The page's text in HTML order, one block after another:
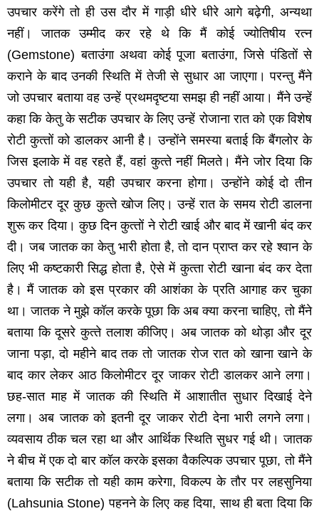
उपचार करेंगे तो ही उस दौर में गाड़ी धीरे धीरे आगे बढ़ेगी, अन्‍यथा
नहीं। जातक उम्‍मीद कर रहे थे कि मैं कोई ज्योतिषीय रत्न
(Gemstone) बताउंगा अथवा कोई पूजा बताउंगा, जिसे पंडितों से
कराने के बाद उनकी स्थिति में तेजी से सुधार आ जाएगा। परन्‍तु मैंने
जो उपचार बताया वह उन्‍हें प्रथमदृष्‍टया समझ ही नहीं आया। मैंने उन्‍हें
कहा कि केतु के सटीक उपचार के लिए उन्‍हें रोजाना रात को एक विशेष
रोटी कुत्‍तों को डालकर आनी है। उन्‍होंने समस्‍या बताई कि बैंगलोर के
जिस इलाके में वह रहते हैं, वहां कुत्‍ते नहीं मिलते। मैंने जोर दिया कि
उपचार तो यही है, यही उपचार करना होगा। उन्‍होंने कोई दो तीन
किलोमीटर दूर कुछ कुत्‍ते खोज लिए। उन्‍हें रात के समय रोटी डालना
शुरू कर दिया। कुछ दिन कुत्‍तों ने रोटी खाई और बाद में खानी बंद कर
दी। जब जातक का केतु भारी होता है, तो दान प्राप्‍त कर रहे श्‍वान के
लिए भी कष्‍टकारी सिद्ध होता है, ऐसे में कुत्‍ता रोटी खाना बंद कर देता
है। मैं जातक को इस प्रकार की आशंका के प्रति आगाह कर चुका
था। जातक ने मुझे कॉल करके पूछा कि अब क्‍या करना चाहिए, तो मैंने
बताया कि दूसरे कुत्‍ते तलाश कीजिए। अब जातक को थोड़ा और दूर
जाना पड़ा, दो महीने बाद तक तो जातक रोज रात को खाना खाने के
बाद कार लेकर आठ किलोमीटर दूर जाकर रोटी डालकर आने लगा।
छह-सात माह में जातक की स्थिति में आशातीत सुधार दिखाई देने
लगा। अब जातक को इतनी दूर जाकर रोटी देना भारी लगने लगा।
व्‍यवसाय ठीक चल रहा था और आर्थिक स्थिति सुधर गई थी। जातक
ने बीच में एक दो बार कॉल करके इसका वैकल्पिक उपचार पूछा, तो मैंने
बताया कि सटीक तो यही काम करेगा, विकल्‍प के तौर पर लहसुनिया
(Lahsunia Stone) पहनने के लिए कह दिया, साथ ही बता दिया कि